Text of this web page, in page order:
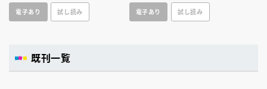
電子あり
試し読み
電子あり
試し読み
既刊一覧